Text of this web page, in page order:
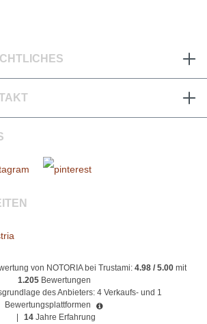
von NOTORIA bei Trustami: 4.98 / 5.00mit
1.205 Bewertungen
des Anbieters: 4 Verkaufs- und 1
Bewertungsplattformen
14 Jahre Erfahrung